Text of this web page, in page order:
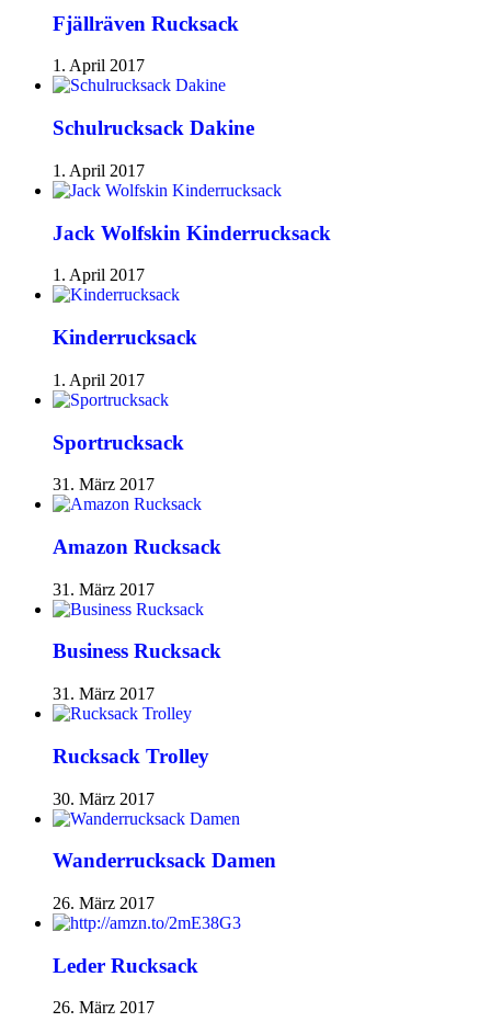
Fjällräven Rucksack
1. April 2017
Schulrucksack Dakine
1. April 2017
Jack Wolfskin Kinderrucksack
1. April 2017
Kinderrucksack
1. April 2017
Sportrucksack
31. März 2017
Amazon Rucksack
31. März 2017
Business Rucksack
31. März 2017
Rucksack Trolley
30. März 2017
Wanderrucksack Damen
26. März 2017
Leder Rucksack
26. März 2017